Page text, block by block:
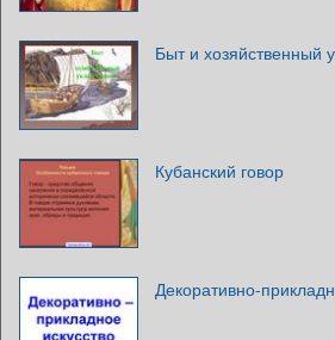
Быт и хозяйственный
Кубанский говор
Декоративно-